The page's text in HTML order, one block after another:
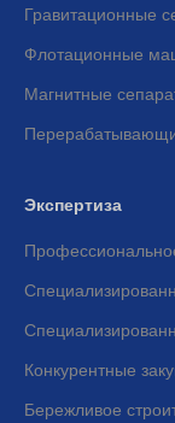
Гравитационные
Флотационные
Магнитные
Экспертиза
Конкурентные
Бережливое